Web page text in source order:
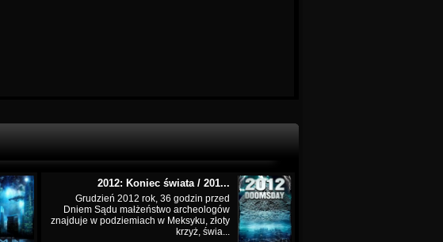
2012: Koniec świata / 201...
Grudzień 2012 rok, 36 godzin przed
Dniem Sądu małżeństwo archeologów
znajduje w podziemiach w Meksyku, złoty
krzyż, świa...